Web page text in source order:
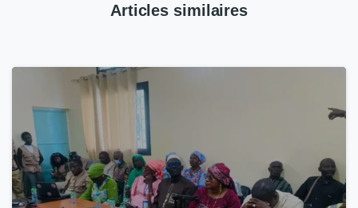
Articles similaires